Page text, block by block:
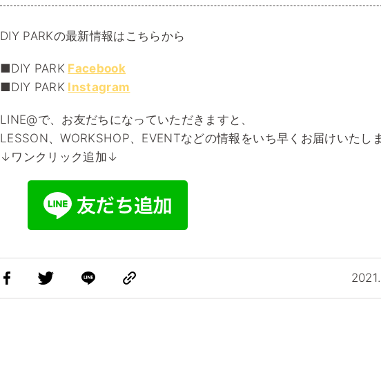
DIY PARKの最新情報はこちらから
■DIY PARK Facebook
■DIY PARK Instagram
LINE@で、お友だちになっていただきますと、
LESSON、WORKSHOP、EVENTなどの情報をいち早くお届けいたしま
↓ワンクリック追加↓